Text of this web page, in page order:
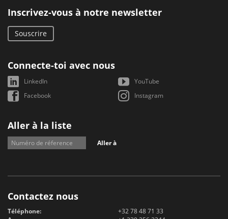
Inscrivez-vous à notre newsletter
Souscrire
Connecte-toi avec nous
LinkedIn
YouTube
Facebook
Instagram
Aller à la liste
Aller à
Contactez nous
Téléphone:
+32 78 48 71 33